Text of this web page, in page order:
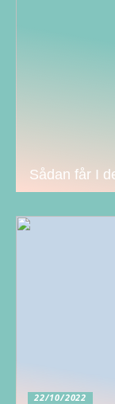
Sådan får I
22/10/2022